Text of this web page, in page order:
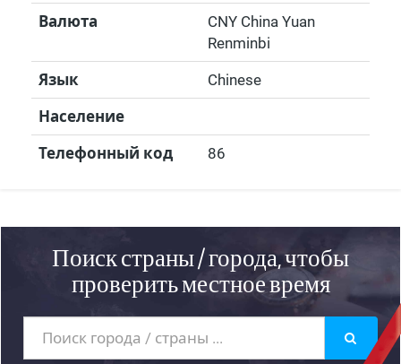
Валюта
CNY China Yuan
Renminbi
Язык Chinese
Население
Телефонный код 86
Поиск страны / города, чтобы
проверить местное время